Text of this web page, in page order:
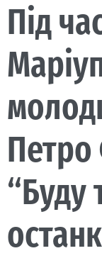
Під
“Буду